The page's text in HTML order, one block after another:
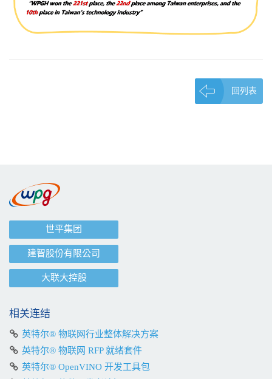
回列表
世平集团
建智股份有限公司
大联大控股
相关连结
英特尔® 物联网行业整体解决方案
英特尔® 物联网 RFP 就绪套件
英特尔® OpenVINO 开发工具包